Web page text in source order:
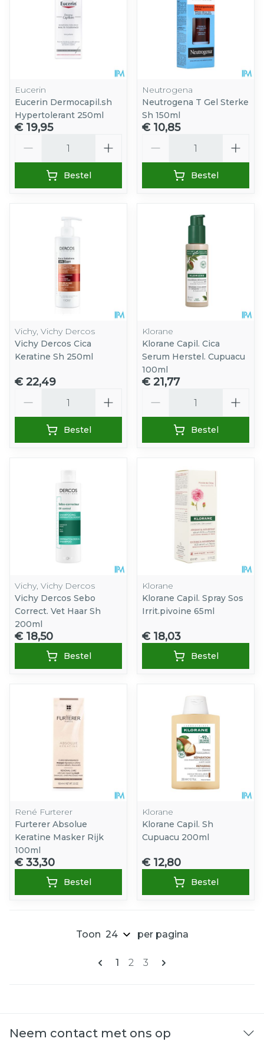
Eucerin
Eucerin Dermocapil.sh
Hypertolerant 250ml
€ 19,95
Bestel
Neutrogena
Neutrogena T Gel Sterke
Sh 150ml
€ 10,85
Bestel
Vichy, Vichy Dercos
Vichy Dercos Cica
Keratine Sh 250ml
€ 22,49
Bestel
Klorane
Klorane Capil. Cica
Serum Herstel. Cupuacu
100ml
€ 21,77
Bestel
Vichy, Vichy Dercos
Vichy Dercos Sebo
Correct. Vet Haar Sh
200ml
€ 18,50
Bestel
Klorane
Klorane Capil. Spray Sos
Irrit.pivoine 65ml
€ 18,03
Bestel
René Furterer
Furterer Absolue
Keratine Masker Rijk
100ml
€ 33,30
Bestel
Klorane
Klorane Capil. Sh
Cupuacu 200ml
€ 12,80
Bestel
Pagina's
U lees momenteel pagina
1 Pagina
2 Pagina
3
Toon per pagina
Neem contact met ons op